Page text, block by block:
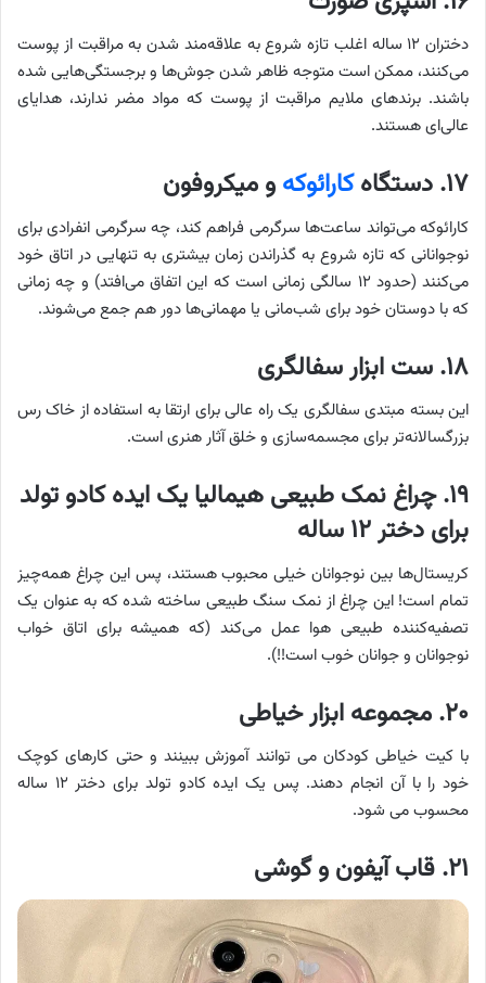
دختران ۱۲ ساله اغلب تازه شروع به علاقه‌مند شدن به مراقبت از پوست
می‌کنند، ممکن است متوجه ظاهر شدن جوش‌ها و برجستگی‌هایی شده
باشند. برندهای ملایم مراقبت از پوست که مواد مضر ندارند، هدایای
عالی‌ای هستند.
۱۷. دستگاه کارائوکهو میکروفون
کارائوکه می‌تواند ساعت‌ها سرگرمی فراهم کند، چه سرگرمی انفرادی برای
نوجوانانی که تازه شروع به گذراندن زمان بیشتری به تنهایی در اتاق خود
می‌کنند (حدود ۱۲ سالگی زمانی است که این اتفاق می‌افتد) و چه زمانی
که با دوستان خود برای شب‌مانی یا مهمانی‌ها دور هم جمع می‌شوند.
۱۸. ست ابزار سفالگری
این بسته مبتدی سفالگری یک راه عالی برای ارتقا به استفاده از خاک رس
بزرگسالانه‌تر برای مجسمه‌سازی و خلق آثار هنری است.
۱۹. چراغ نمک طبیعی هیمالیا یک ایده کادو تولد
برای دختر ۱۲ ساله
کریستال‌ها بین نوجوانان خیلی محبوب هستند، پس این چراغ همه‌چیز
تمام است! این چراغ از نمک سنگ طبیعی ساخته شده که به عنوان یک
تصفیه‌کننده طبیعی هوا عمل می‌کند (که همیشه برای اتاق خواب
نوجوانان و جوانان خوب است!!).
۲۰. مجموعه ابزار خیاطی
با کیت خیاطی کودکان می توانند آموزش ببینند و حتی کارهای کوچک
خود را با آن انجام دهند. پس یک ایده کادو تولد برای دختر ۱۲ ساله
محسوب می شود.
۲۱. قاب آیفون و گوشی